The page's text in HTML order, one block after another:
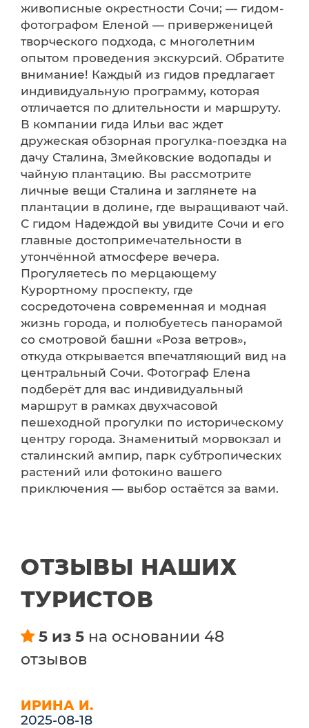
живописные окрестности Сочи; — гидом-
фотографом Еленой — приверженицей
творческого подхода, с многолетним
опытом проведения экскурсий. Обратите
внимание! Каждый из гидов предлагает
индивидуальную программу, которая
отличается по длительности и маршруту.
В компании гида Ильи вас ждет
дружеская обзорная прогулка-поездка на
дачу Сталина, Змейковские водопады и
чайную плантацию. Вы рассмотрите
личные вещи Сталина и заглянете на
плантации в долине, где выращивают чай.
С гидом Надеждой вы увидите Сочи и его
главные достопримечательности в
утончённой атмосфере вечера.
Прогуляетесь по мерцающему
Курортному проспекту, где
сосредоточена современная и модная
жизнь города, и полюбуетесь панорамой
со смотровой башни «Роза ветров»,
откуда открывается впечатляющий вид на
центральный Сочи. Фотограф Елена
подберёт для вас индивидуальный
маршрут в рамках двухчасовой
пешеходной прогулки по историческому
центру города. Знаменитый морвокзал и
сталинский ампир, парк субтропических
растений или фотокино вашего
приключения — выбор остаётся за вами.
ОТЗЫВЫ НАШИХ
ТУРИСТОВ
5 из 5 на основании 48
отзывов
ИРИНА И.
2025-08-18